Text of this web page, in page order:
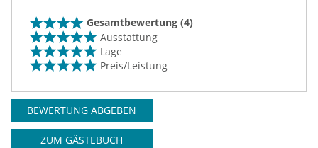
Gesamtbewertung (4)
Ausstattung
Lage
Preis/Leistung
BEWERTUNG ABGEBEN
ZUM GÄSTEBUCH